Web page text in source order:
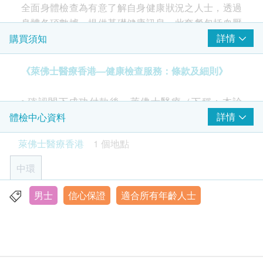
前列腺癌抗原
心臟檢查
泌尿系統 X光
2 基本項目
基本健康評估
體質指標
全面身體檢查為有意了解自身健康狀況之人士，透過
身體各項數據，提供基礎健康訊息。此套餐包括血壓
測量、膽固醇水平檢查、基本肝功能檢驗、血糖篩檢
等，適合希望監測一般健康狀況，提供全面身體數據
以引導保持健康的生活方式。
購買須知 詳情
《萊佛士醫療香港—健康檢查服務：條款及細則》
• 確認閣下成功付款後，萊佛士醫療（下稱：本診
所）將於3個工作天內，致電閣下確認體檢日子及時
間。
• 閣下須於預約當天向本診所職員出示身份證及訂購
確認信或電郵。
• 閣下須於確認付款日期起計6 個月內進行及完成首次
諮詢及化驗或檢查項目，逾期作廢。
• 體檢參加者必須年滿18 歲或以上（體檢歡迎任何合
體檢中心資料
詳情
萊佛士醫療香港
1 個地點
中環
香港中環皇后大道16-18號新世界大廈1期6樓604-5室
男士 信心保證 適合所有年齡人士